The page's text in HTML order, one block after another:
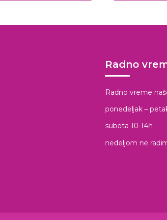
Radno
Radno vreme
ponedeljak –
subota 10-14h
nedeljom ne